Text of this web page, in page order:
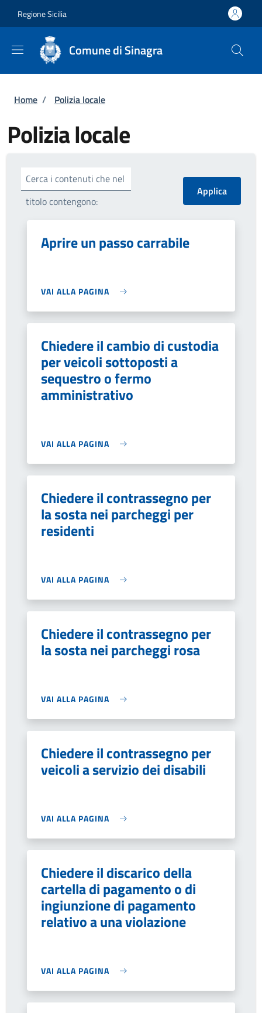
Regione Sicilia
Comune di Sinagra
Briciole di pane
Home / Polizia locale
Polizia locale
Cerca i contenuti che nel
titolo contengono:
Aprire un passo carrabile
VAI ALLA PAGINA
Chiedere il cambio di custodia
per veicoli sottoposti a
sequestro o fermo
amministrativo
VAI ALLA PAGINA
Chiedere il contrassegno per
la sosta nei parcheggi per
residenti
VAI ALLA PAGINA
Chiedere il contrassegno per
la sosta nei parcheggi rosa
VAI ALLA PAGINA
Chiedere il contrassegno per
veicoli a servizio dei disabili
VAI ALLA PAGINA
Chiedere il discarico della
cartella di pagamento o di
ingiunzione di pagamento
relativo a una violazione
VAI ALLA PAGINA